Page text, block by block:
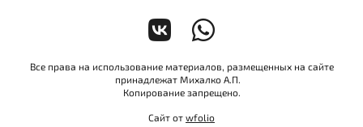
Все права на использование материалов, размещенных на сайте
принадлежат Михалко А.П.
Копирование запрещено.
Сайт от wfolio